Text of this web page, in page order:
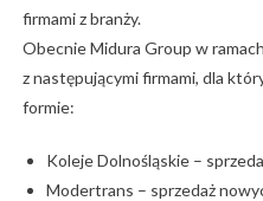
firmami z branży.
Obecnie Midura Group w
z następującymi firmami, dla
formie:
Koleje Dolnośląskie –
Modertrans – sprzedaż